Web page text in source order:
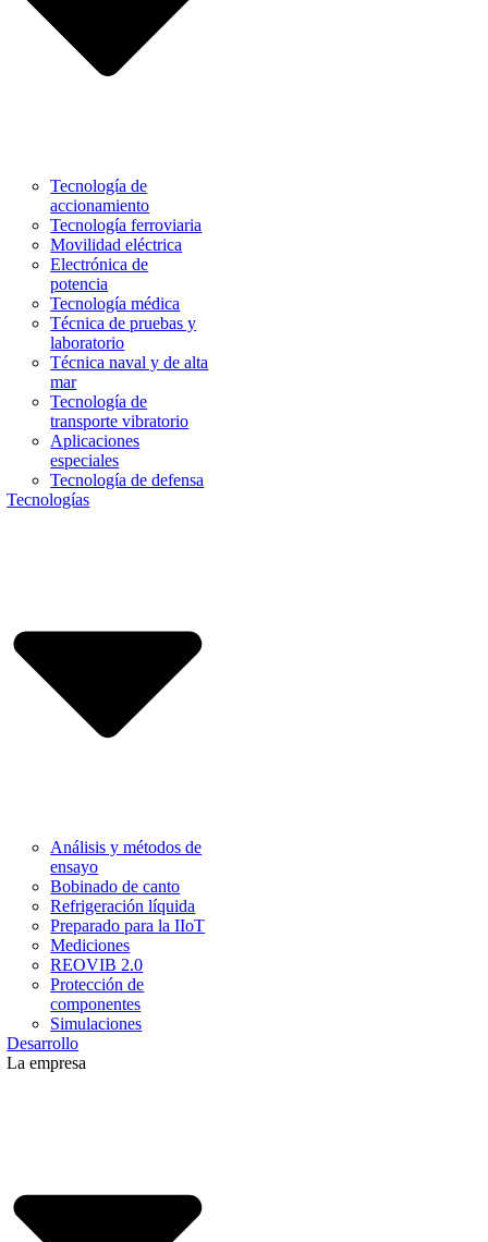
Tecnología de
accionamiento
Tecnología ferroviaria
Movilidad eléctrica
Electrónica de
potencia
Tecnología médica
Técnica de pruebas y
laboratorio
Técnica naval y de alta
mar
Tecnología de
transporte vibratorio
Aplicaciones
especiales
Tecnología de defensa
Tecnologías
Análisis y métodos de
ensayo
Bobinado de canto
Refrigeración líquida
Preparado para la IIoT
Mediciones
REOVIB 2.0
Protección de
componentes
Simulaciones
Desarrollo
La empresa